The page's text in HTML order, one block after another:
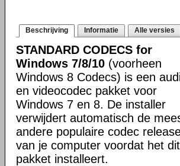
Beschrijving Informatie Alle versies
STANDARD CODECS for
Windows 7/8/10 (voorheen
Windows 8 Codecs) is een
en videocodec pakket voor
Windows 7 en 8. De installer
verwijdert automatisch de
andere populaire codec
van je computer voordat het dit
pakket installeert.